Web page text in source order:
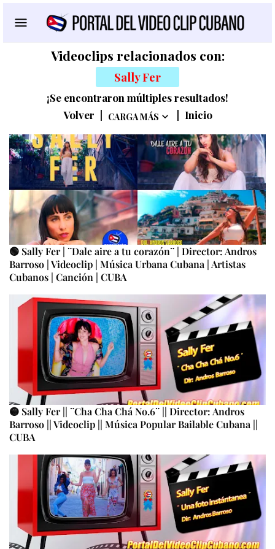
Videoclips relacionados con:
Sally Fer
¡Se encontraron múltiples resultados!
Volver
CARGA MÁS Inicio
🟢 Sally Fer | ¨Dale aire a tu corazón¨ | Director: Andros
Barroso | Videoclip | Música Urbana Cubana | Artistas
Cubanos | Canción | CUBA
🟡 Sally Fer || ¨Cha Cha Chá No.6¨ || Director: Andros
Barroso || Videoclip || Música Popular Bailable Cubana ||
CUBA